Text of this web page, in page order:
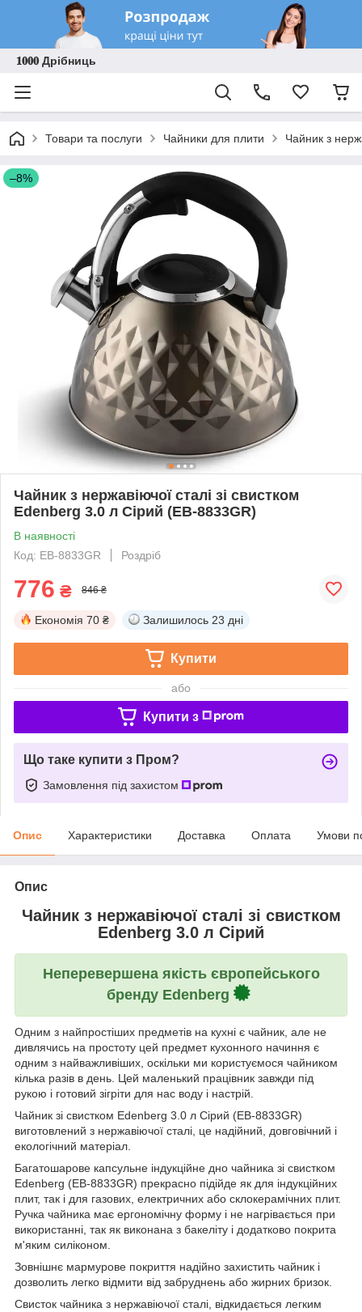
𝟏𝟎𝟎𝟎 Дрібниць
Товари та послуги Чайники для плити Чайник з
–8%
Чайник з нержавіючої сталі зі свистком
Edenberg 3.0 л Сірий (EB-8833GR)
В наявності
Код: EB-8833GR
Роздріб
776 ₴ 846 ₴
Економія 70 ₴ Залишилось 23 дні
Купити
або
Купити з
Що таке купити з Пром?
Замовлення під захистом
Опис Характеристики Доставка Оплата Умови
Опис
Чайник з нержавіючої сталі зі свистком
Edenberg 3.0 л Сірий
Неперевершена якість європейського
бренду Edenberg
Одним з найпростіших предметів на кухні є чайник, але не
дивлячись на простоту цей предмет кухонного начиння є
одним з найважливіших, оскільки ми користуємося чайником
кілька разів в день. Цей маленький працівник завжди під
рукою і готовий зігріти для нас воду і настрій.
Чайник зі свистком Edenberg 3.0 л Сірий (EB-8833GR)
виготовлений з нержавіючої сталі, це надійний, довговічний і
екологічний матеріал.
Багатошарове капсульне індукційне дно чайника зі свистком
Edenberg (EB-8833GR) прекрасно підійде як для індукційних
плит, так і для газових, електричних або склокерамічних плит.
Ручка чайника має ергономічну форму і не нагрівається при
використанні, так як виконана з бакеліту і додатково покрита
м'яким силіконом.
Зовнішнє мармурове покриття надійно захистить чайник і
дозволить легко відмити від забруднень або жирних бризок.
Свисток чайника з нержавіючої сталі, відкидається легким